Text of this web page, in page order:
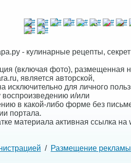
- кулинарные рецепты,
(включая фото), размещенная
является авторской,
исключительно для личного
и/или
в какой-либо форме без
портала.
материала активная ссылка на
/ Размещение рекламы